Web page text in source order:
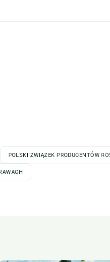
POLSKI ZWIĄZEK PRODUCENTÓW